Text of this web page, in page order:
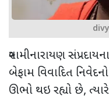
સ્વામીનારાયણ
બેફામ વિવાદિત
ઊભો થઇ રહ્યો છે, ત્યારે